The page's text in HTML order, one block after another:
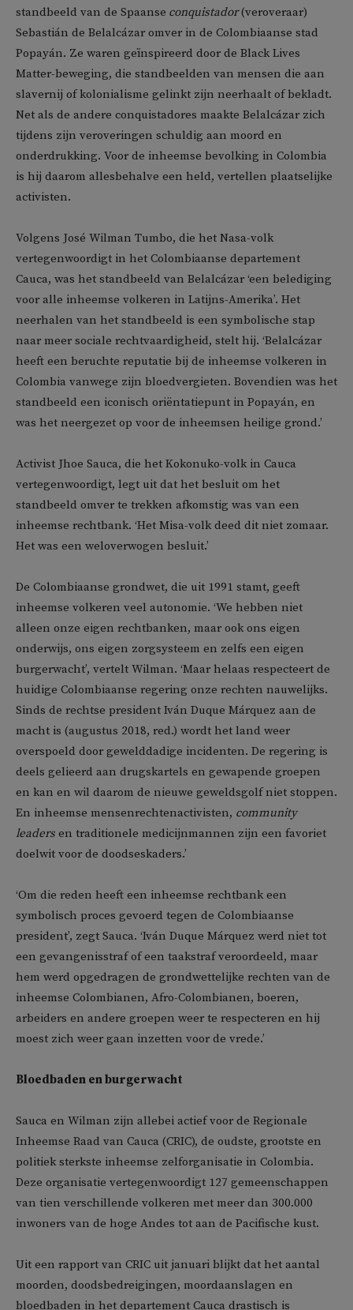
standbeeld van de Spaanse conquistador(veroveraar)
Sebastián de Belalcázar omver in de Colombiaanse stad
Popayán. Ze waren geïnspireerd door de Black Lives
Matter-beweging, die standbeelden van mensen die aan
slavernij of kolonialisme gelinkt zijn neerhaalt of bekladt.
Net als de andere conquistadores maakte Belalcázar zich
tijdens zijn veroveringen schuldig aan moord en
onderdrukking. Voor de inheemse bevolking in Colombia
is hij daarom allesbehalve een held, vertellen plaatselijke
activisten.
Volgens José Wilman Tumbo, die het Nasa-volk
vertegenwoordigt in het Colombiaanse departement
Cauca, was het standbeeld van Belalcázar ‘een belediging
voor alle inheemse volkeren in Latijns-Amerika’. Het
neerhalen van het standbeeld is een symbolische stap
naar meer sociale rechtvaardigheid, stelt hij. ‘Belalcázar
heeft een beruchte reputatie bij de inheemse volkeren in
Colombia vanwege zijn bloedvergieten. Bovendien was het
standbeeld een iconisch oriëntatiepunt in Popayán, en
was het neergezet op voor de inheemsen heilige grond.’
Activist Jhoe Sauca, die het Kokonuko-volk in Cauca
vertegenwoordigt, legt uit dat het besluit om het
standbeeld omver te trekken afkomstig was van een
inheemse rechtbank. ‘Het Misa-volk deed dit niet zomaar.
Het was een weloverwogen besluit.’
De Colombiaanse grondwet, die uit 1991 stamt, geeft
inheemse volkeren veel autonomie. ‘We hebben niet
alleen onze eigen rechtbanken, maar ook ons eigen
onderwijs, ons eigen zorgsysteem en zelfs een eigen
burgerwacht’, vertelt Wilman. ‘Maar helaas respecteert de
huidige Colombiaanse regering onze rechten nauwelijks.
Sinds de rechtse president Iván Duque Márquez aan de
macht is (augustus 2018, red.) wordt het land weer
overspoeld door gewelddadige incidenten. De regering is
deels gelieerd aan drugskartels en gewapende groepen
en kan en wil daarom de nieuwe geweldsgolf niet stoppen.
En inheemse mensenrechtenactivisten, community
leaders en traditionele medicijnmannen zijn een favoriet
doelwit voor de doodseskaders.’
‘Om die reden heeft een inheemse rechtbank een
symbolisch proces gevoerd tegen de Colombiaanse
president’, zegt Sauca. ‘Iván Duque Márquez werd niet tot
een gevangenisstraf of een taakstraf veroordeeld, maar
hem werd opgedragen de grondwettelijke rechten van de
inheemse Colombianen, Afro-Colombianen, boeren,
arbeiders en andere groepen weer te respecteren en hij
moest zich weer gaan inzetten voor de vrede.’
Bloedbaden en burgerwacht
Sauca en Wilman zijn allebei actief voor de Regionale
Inheemse Raad van Cauca (CRIC), de oudste, grootste en
politiek sterkste inheemse zelforganisatie in Colombia.
Deze organisatie vertegenwoordigt 127 gemeenschappen
van tien verschillende volkeren met meer dan 300.000
inwoners van de hoge Andes tot aan de Pacifische kust.
Uit een rapport van CRIC uit januari blijkt dat het aantal
moorden, doodsbedreigingen, moordaanslagen en
bloedbaden in het departement Cauca drastisch is